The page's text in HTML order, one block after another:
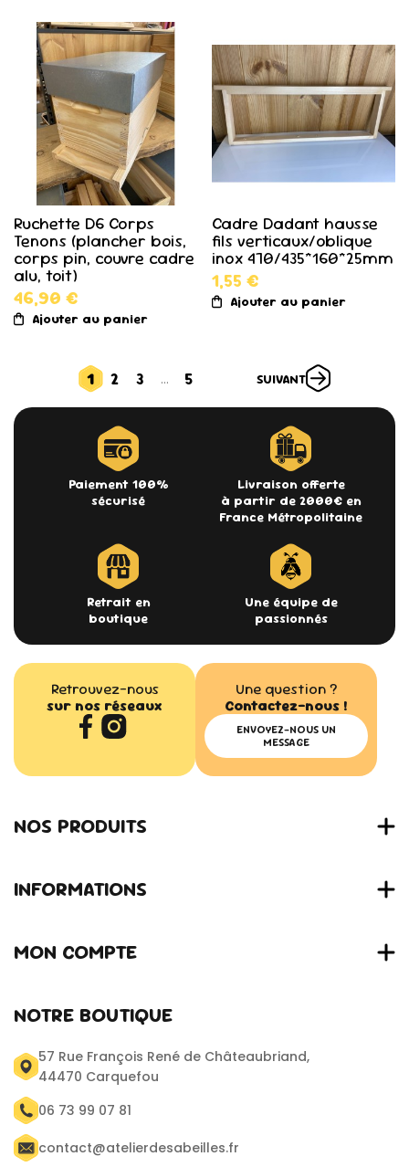
Ruchette D6 Corps
Tenons (plancher bois,
corps pin, couvre cadre
alu, toit)
46,90 €
Ajouter au panier
Cadre Dadant hausse
fils verticaux/oblique
inox 470/435*160*25mm
1,55 €
Ajouter au panier
1 2 3 … 5 SUIVANT
Paiement 100%
sécurisé
Livraison offerte
à partir de 2000€ en
France Métropolitaine
Retrait en
boutique
Une équipe de
passionnés
Retrouvez-nous
sur nos réseaux
Une question ?
Contactez-nous !
ENVOYEZ-NOUS UN
MESSAGE
NOS PRODUITS
INFORMATIONS
MON COMPTE
NOTRE BOUTIQUE
57 Rue François René de Châteaubriand,
44470 Carquefou
06 73 99 07 81
contact@atelierdesabeilles.fr